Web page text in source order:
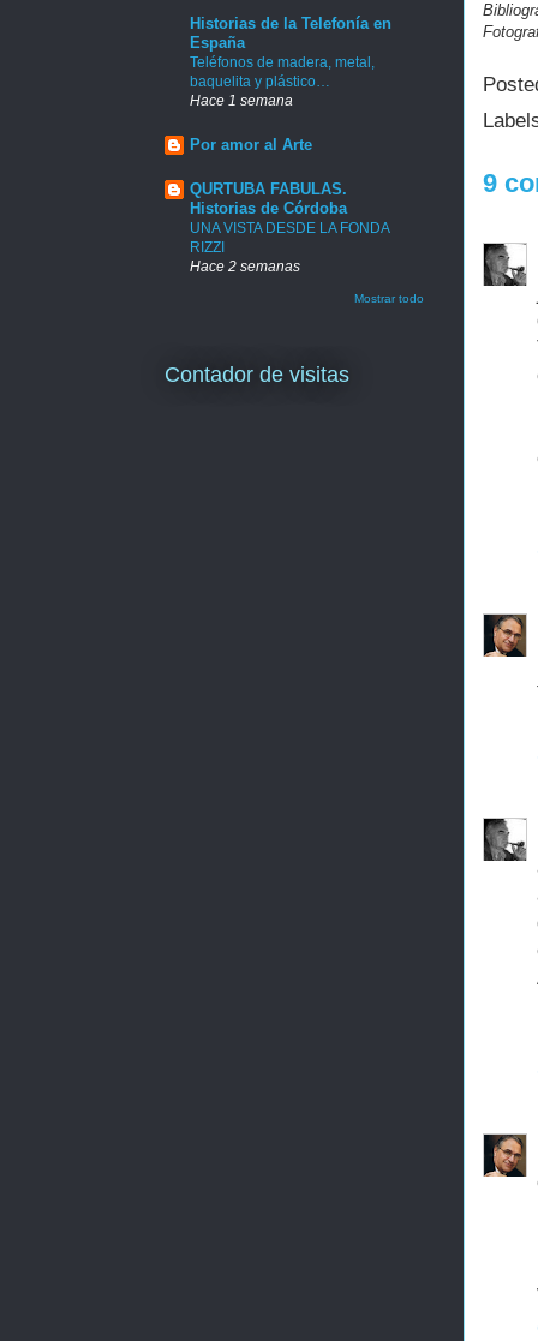
9
Historias de la Telefonía en
España
Teléfonos de madera, metal,
baquelita y plástico…
Hace 1 semana
Por amor al Arte
QURTUBA FABULAS.
Historias de Córdoba
UNA VISTA DESDE LA FONDA
RIZZI
Hace 2 semanas
Mostrar todo
Contador de visitas